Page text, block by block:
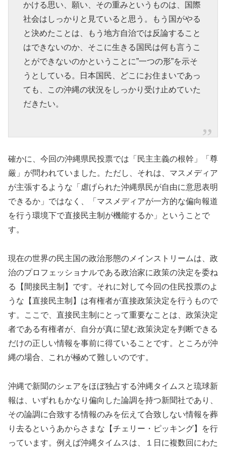
かける思い、願い、その重みというものは、国際
社会はしっかりと見ていると思う。もう国がやる
と決めたことは、もう地方自治では反論すること
はできないのか、そこに生きる国民は何も言うこ
とができないのかということに”一つの形”を示そ
うとしている。日本国民、どこにお住まいであっ
ても、この沖縄の状況をしっかり受け止めていた
だきたい。
確かに、今回の沖縄県民投票では「民主主義の根幹」「尊
厳」が問われていました。ただし、それは、マスメディア
が主張するような「虐げられた沖縄県民が自由に意思表明
できるか」ではなく、「マスメディアが一方的な偏向報道
を行う環境下で直接民主制が機能するか」ということで
す。
現在の世界の民主国の政治形態のメインストリームは、政
治のプロフェッショナルである政治家に政策の決定を委ね
る【間接民主制】です。それに対して今回の住民投票のよ
うな【直接民主制】は有権者が直接政策決定を行うもので
す。ここで、直接民主制にとって重要なことは、政策決定
者である有権者が、自分が真に望む政策決定を判断できる
だけの正しい情報を事前に得ていることです。ところが沖
縄の場合、これが極めて難しいのです。
沖縄で新聞のシェアをほぼ独占する沖縄タイムスと琉球新
報は、いずれもかなり偏向した論調を持つ新聞社であり、
その論調に合致する情報のみを伝えて合致しない情報を葬
り去るというあからさまな【チェリー・ピッキング】を行
っています。例えば沖縄タイムスは、１日に複数回にわた